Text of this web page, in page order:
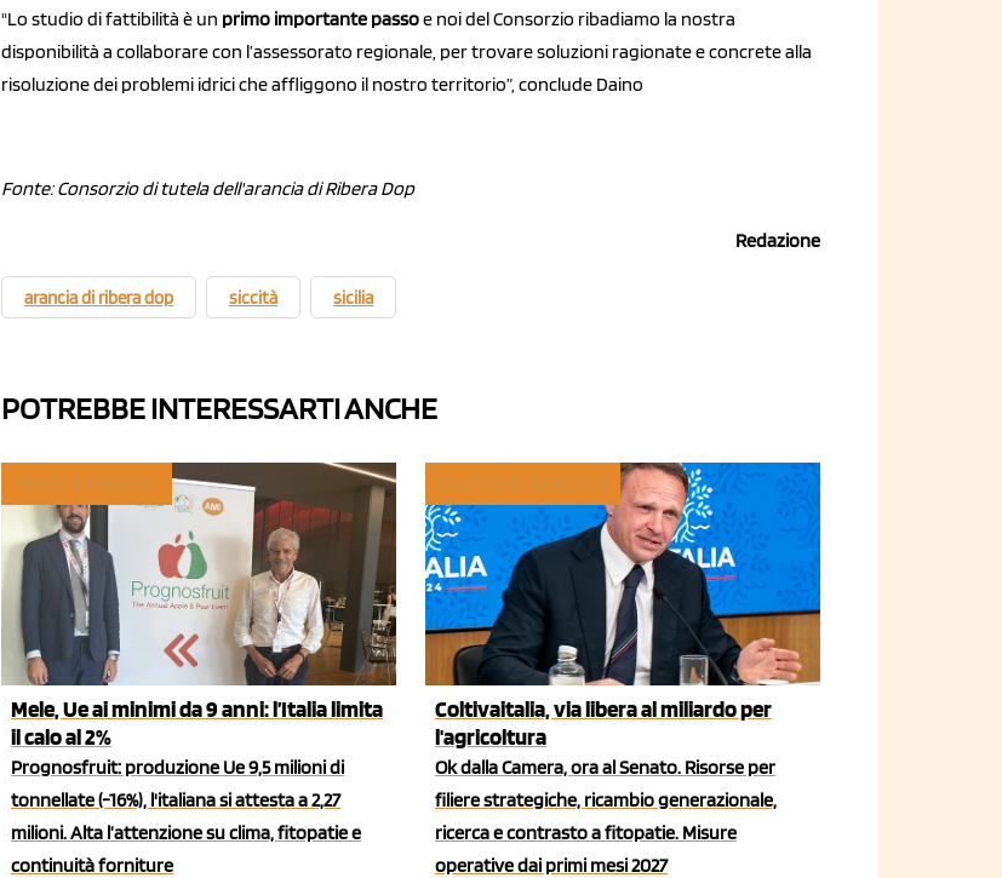
"Lo studio di fattibilità è un primo importante passoe noi del Consorzio ribadiamo la nostra
disponibilità a collaborare con l’assessorato regionale, per trovare soluzioni ragionate e concrete alla
risoluzione dei problemi idrici che affliggono il nostro territorio”, conclude Daino
Fonte: Consorzio di tutela dell'arancia di Ribera Dop
Redazione
arancia di ribera dop siccità sicilia
POTREBBE INTERESSARTI ANCHE
Mele, Ue ai minimi da 9 anni: l’Italia limita
il calo al 2%
Prognosfruit: produzione Ue 9,5 milioni di
tonnellate (-16%), l'italiana si attesta a 2,27
milioni. Alta l’attenzione su clima, fitopatie e
continuità forniture
Coltivaitalia, via libera al miliardo per
l'agricoltura
Ok dalla Camera, ora al Senato. Risorse per
filiere strategiche, ricambio generazionale,
ricerca e contrasto a fitopatie. Misure
operative dai primi mesi 2027